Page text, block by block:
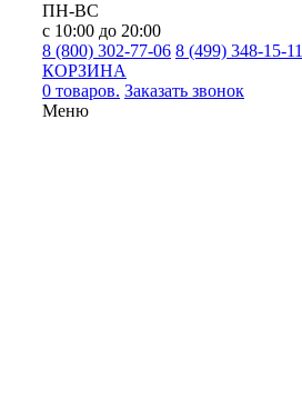
ПН-ВС
с 10:00 до 20:00
8 (800) 302-77-06 8 (499) 348-15-11
КОРЗИНА
0 товаров. Заказать звонок
Меню